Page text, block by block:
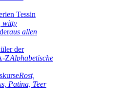
Tessin
witty
aus allen
der
ZAlphabetische
Rost,
Patina, Teer